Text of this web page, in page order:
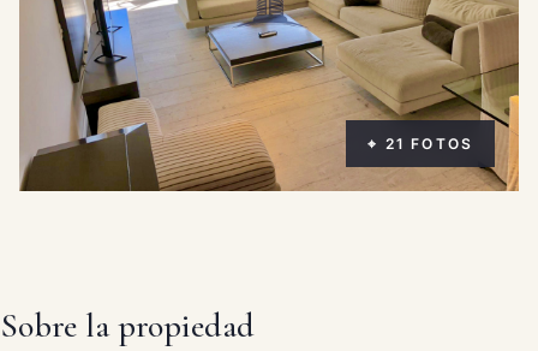
⌖ 21 FOTOS
Sobre la propiedad